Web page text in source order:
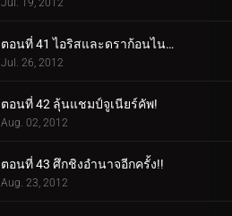
Jul. 19, 2012
ตอนที่ 41 ไอริสและดราก้อนไนท์อันธพาล!
Jul. 26, 2012
ตอนที่ 42 ลุ้นแชมป์จูเนียร์คัพ!
Aug. 02, 2012
ตอนที่ 43 ศึกชิงอำนาจอีกครั้ง!!
Aug. 23, 2012